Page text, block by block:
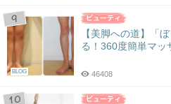
BLOG
【美脚への道】「
る！360度簡単マッ
46408